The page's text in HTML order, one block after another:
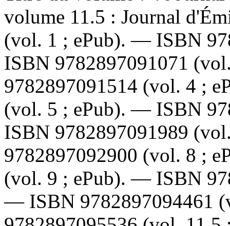
volume 11.5 : Journal
(vol. 1 ; ePub). — ISBN
ISBN 9782897091071
9782897091514 (vol. 4 ;
(vol. 5 ; ePub). — ISBN
ISBN 9782897091989
9782897092900 (vol. 8 ;
(vol. 9 ; ePub). — ISBN
— ISBN 9782897094461